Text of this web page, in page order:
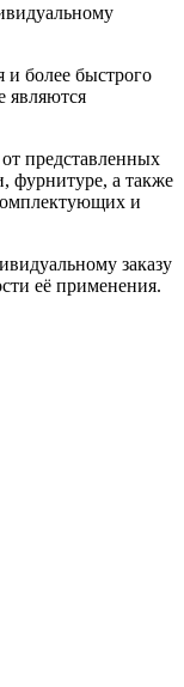
и более быстрого
являются
представленных
фурнитуре, а также
и
заказу
её применения.